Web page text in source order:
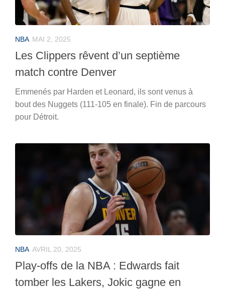
NBA MAI 2, 2025
Les Clippers rêvent d’un septième
match contre Denver
Emmenés par Harden et Leonard, ils sont venus à
bout des Nuggets (111-105 en finale). Fin de parcours
pour Détroit.
NBA AVRIL 20, 2025
Play-offs de la NBA : Edwards fait
tomber les Lakers, Jokic gagne en